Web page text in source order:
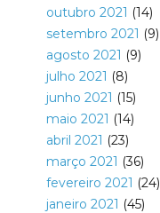
outubro 2021 (14)
setembro 2021 (9)
agosto 2021 (9)
julho 2021 (8)
junho 2021 (15)
maio 2021 (14)
abril 2021 (23)
março 2021 (36)
fevereiro 2021 (24)
janeiro 2021 (45)